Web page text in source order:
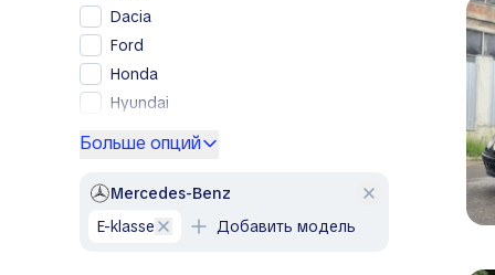
Dacia
Ford
Honda
Hyundai
Mercedes-Benz
Nissan
Больше опций
Mercedes-Benz
E-klasse
Добавить модель